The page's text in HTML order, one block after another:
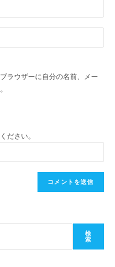
ラウザーに自分の名前、メー
ださい。
検
索